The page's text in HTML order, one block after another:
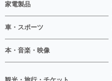
家電製品
車・スポーツ
本・音楽・映像